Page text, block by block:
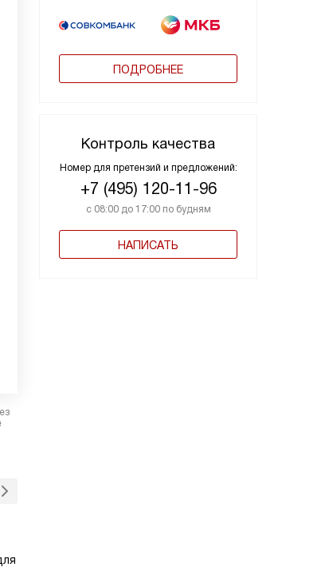
ПОДРОБНЕЕ
Контроль качества
Номер для претензий и предложений:
+7 (495) 120-11-96
с 08:00 до 17:00 по будням
НАПИСАТЬ